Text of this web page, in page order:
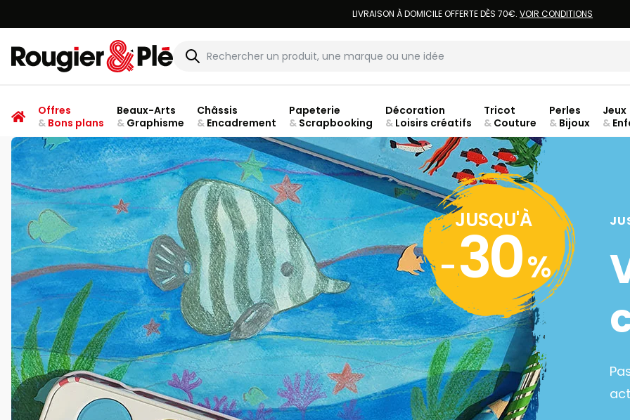
LIVRAISON À DOMICILE OFFERTE DÈS 70€. VOIR CONDITIONS
Rougier & Plé
Offres
&Bons plans
Beaux-Arts
&Graphisme
Châssis
&Encadrement
Papeterie
&Scrapbooking
Décoration
&Loisirs créatifs
Tricot
& Couture
Perles
& Bijoux
Jeux
&
JUSQU'À
-30%